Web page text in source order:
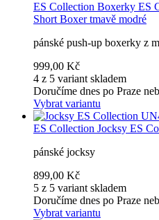
ES Collection Boxerky ES
Short Boxer tmavě modré
pánské push-up boxerky z
999,00 Kč
4 z 5 variant skladem
Doručíme dnes po Praze
Vybrat variantu
ES Collection Jocksy ES
pánské jocksy
899,00 Kč
5 z 5 variant skladem
Doručíme dnes po Praze
Vybrat variantu